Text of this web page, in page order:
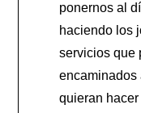
ponernos al
haciendo los
servicios que
encaminados
quieran